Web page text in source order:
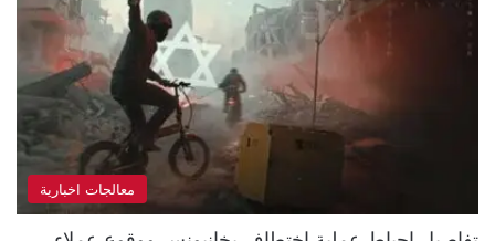
معالجات اخبارية